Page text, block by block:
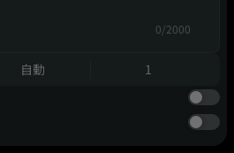
0/2000
自動
1